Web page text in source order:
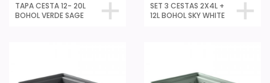
TAPA CESTA 12- 20L
BOHOL VERDE SAGE
SET 3 CESTAS 2X4L +
12L BOHOL SKY WHITE